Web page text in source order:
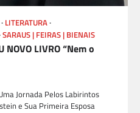
LITERATURA
SARAUS | FEIRAS | BIENAIS
NOVO LIVRO “Nem o
Jornada Pelos Labirintos
e Sua Primeira Esposa